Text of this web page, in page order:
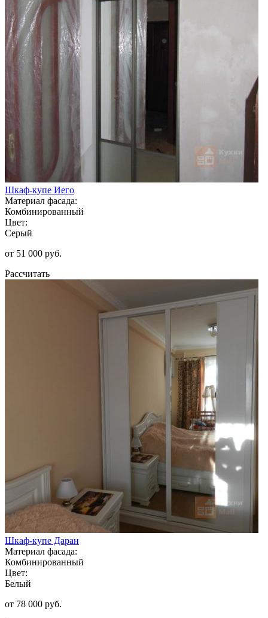
Шкаф-купе Иего
Материал фасада:
Комбинированный
Цвет:
Серый
от 51 000 руб.
Рассчитать
Шкаф-купе Даран
Материал фасада:
Комбинированный
Цвет:
Белый
от 78 000 руб.